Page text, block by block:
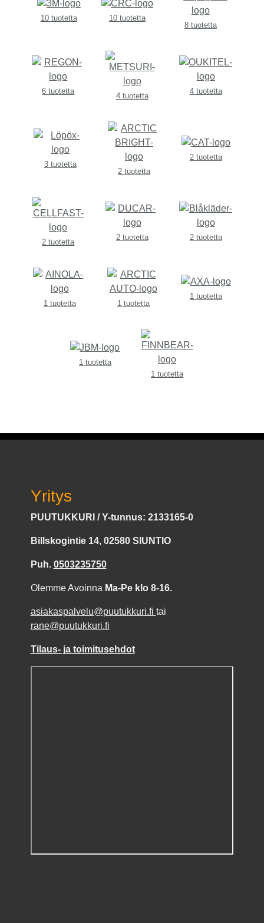
10 tuotetta
10 tuotetta
8 tuotetta
6 tuotetta
4 tuotetta
4 tuotetta
3 tuotetta
2 tuotetta
2 tuotetta
2 tuotetta
2 tuotetta 2 tuotetta
1 tuotetta 1 tuotetta
1 tuotetta
1 tuotetta
1 tuotetta
Yritys
PUUTUKKURI / Y-tunnus: 2133165-0
Billskogintie 14, 02580 SIUNTIO
Puh. 0503235750
Olemme Avoinna Ma-Pe klo 8-16.
asiakaspalvelu@puutukkuri.fi tai
rane@puutukkuri.fi
Tilaus- ja toimitusehdot